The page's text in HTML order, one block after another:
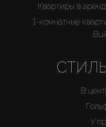
Квартиры в
1-комнатные
В
У